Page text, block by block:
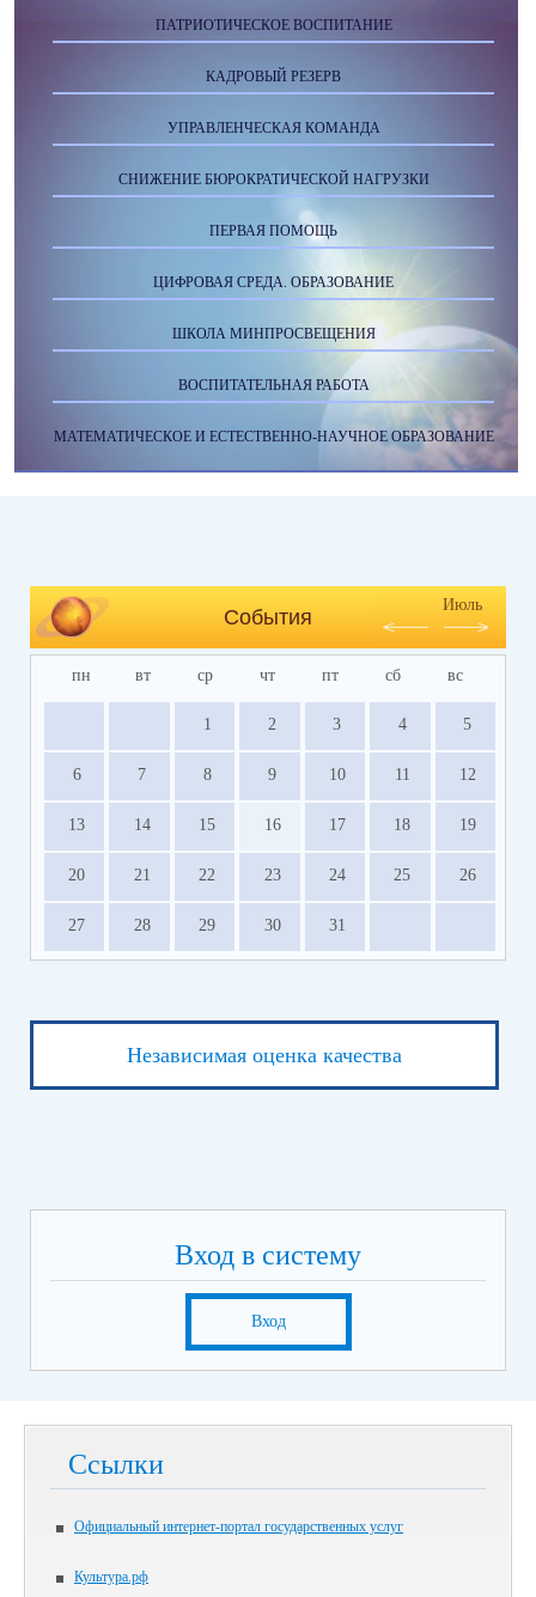
ПАТРИОТИЧЕСКОЕ ВОСПИТАНИЕ
КАДРОВЫЙ РЕЗЕРВ
УПРАВЛЕНЧЕСКАЯ КОМАНДА
СНИЖЕНИЕ БЮРОКРАТИЧЕСКОЙ НАГРУЗКИ
ПЕРВАЯ ПОМОЩЬ
ЦИФРОВАЯ СРЕДА. ОБРАЗОВАНИЕ
ШКОЛА МИНПРОСВЕЩЕНИЯ
ВОСПИТАТЕЛЬНАЯ РАБОТА
МАТЕМАТИЧЕСКОЕ И ЕСТЕСТВЕННО-НАУЧНОЕ ОБРАЗОВАНИЕ
События
Июль
пн вт ср чт пт сб вс
1 2 3 4 5
6 7 8 9 10 11 12
13 14 15 16 17 18 19
20 21 22 23 24 25 26
27 28 29 30 31
Независимая оценка качества
Вход в систему
Вход
Ссылки
Официальный интернет-портал государственных услуг
Культура.рф